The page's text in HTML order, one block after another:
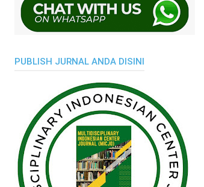
PUBLISH JURNAL ANDA DISINI